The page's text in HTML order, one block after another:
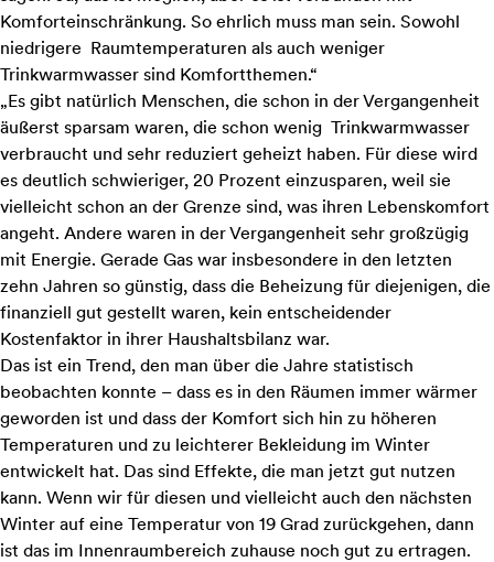
Komforteinschränkung. So ehrlich muss man sein. Sowohl
niedrigere Raumtemperaturen als auch weniger
Trinkwarmwasser sind Komfortthemen.“
„Es gibt natürlich Menschen, die schon in der Vergangenheit
äußerst sparsam waren, die schon wenig Trinkwarmwasser
verbraucht und sehr reduziert geheizt haben. Für diese wird
es deutlich schwieriger, 20 Prozent einzusparen, weil sie
vielleicht schon an der Grenze sind, was ihren Lebenskomfort
angeht. Andere waren in der Vergangenheit sehr großzügig
mit Energie. Gerade Gas war insbesondere in den letzten
zehn Jahren so günstig, dass die Beheizung für diejenigen, die
finanziell gut gestellt waren, kein entscheidender
Kostenfaktor in ihrer Haushaltsbilanz war.
Das ist ein Trend, den man über die Jahre statistisch
beobachten konnte – dass es in den Räumen immer wärmer
geworden ist und dass der Komfort sich hin zu höheren
Temperaturen und zu leichterer Bekleidung im Winter
entwickelt hat. Das sind Effekte, die man jetzt gut nutzen
kann. Wenn wir für diesen und vielleicht auch den nächsten
Winter auf eine Temperatur von 19 Grad zurückgehen, dann
ist das im Innenraumbereich zuhause noch gut zu ertragen.